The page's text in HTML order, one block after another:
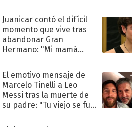
Juanicar contó el difícil
momento que vive tras
abandonar Gran
Hermano: "Mi mamá
El emotivo mensaje de
Marcelo Tinelli a Leo
Messi tras la muerte de
su padre: "Tu viejo se fue